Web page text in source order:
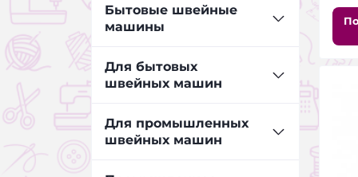
Бытовые швейные
машины
Оверлоки JANETE
Швейные машины JANETE
Для бытовых
швейных машин
Иглы для бытовых швейных
машин
Для промышленных
швейных машин